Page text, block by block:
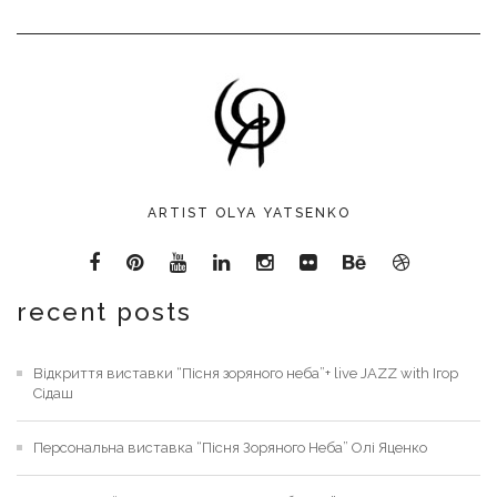
ARTIST OLYA YATSENKO
recent posts
Відкриття виставки “Пісня зоряного неба”+ live JAZZ with Ігор
Сідаш
Персональна виставка “Пісня Зоряного Неба” Олі Яценко